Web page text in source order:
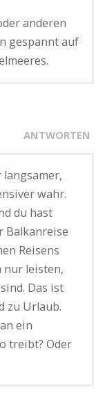
anderen
gespannt auf
ANTWORTEN
langsamer,
wahr.
du hast
Balkanreise
Reisens
nur leisten,
Das ist
zu Urlaub.
ein
treibt? Oder